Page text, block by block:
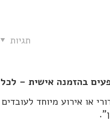
תגיות
בהזמנה אישית –
או אירוע מיוחד